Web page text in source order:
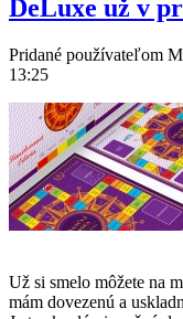
DeLuxe už v
Pridané používateľom
13:25
Už si smelo môžete na
mám dovezenú a